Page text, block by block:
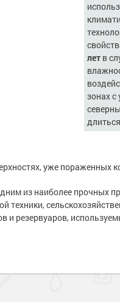
лет в
зонах
уже пораженных
из наиболее прочных
и резервуаров,